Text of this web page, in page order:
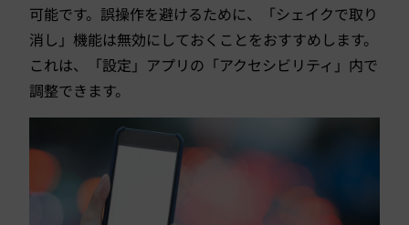
可能です。誤操作を避けるために、「シェイクで取り
消し」機能は無効にしておくことをおすすめします。
これは、「設定」アプリの「アクセシビリティ」内で
調整できます。